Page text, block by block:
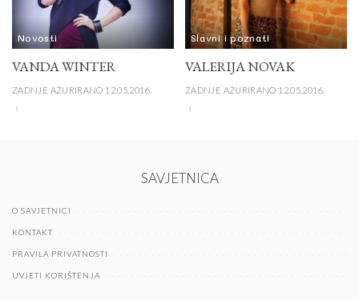
Novosti
VANDA WINTER
ZADNJE AŽURIRANO 12.05.2016.
Slavni i poznati
VALERIJA NOVAK
ZADNJE AŽURIRANO 12.05.2016.
SAVJETNICA
O SAVJETNICI
KONTAKT
PRAVILA PRIVATNOSTI
UVJETI KORIŠTENJA